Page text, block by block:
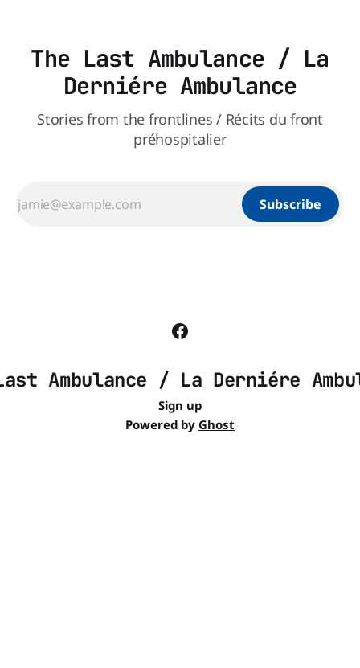
The Last Ambulance / La
Derniére Ambulance
Stories from the frontlines / Récits du front
préhospitalier
Subscribe
Ambulance / La Derniére
Sign up
Powered by Ghost